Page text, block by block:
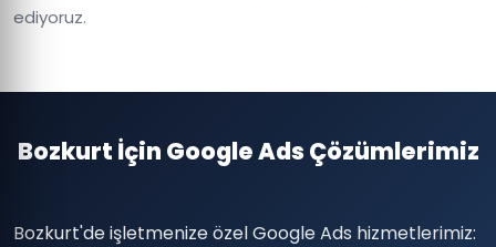
ediyoruz.
Bozkurt İçin Google Ads Çözümlerimiz
Bozkurt'de işletmenize özel Google Ads hizmetlerimiz: